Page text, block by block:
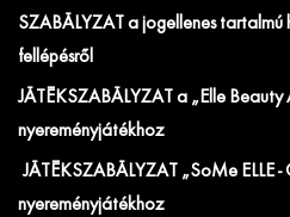
SZABÁLYZAT a jogellenes
fellépésről
JÁTÉKSZABÁLYZAT a „Elle
nyereményjátékhoz
JÁTÉKSZABÁLYZAT „SoMe ELLE -
nyereményjátékhoz